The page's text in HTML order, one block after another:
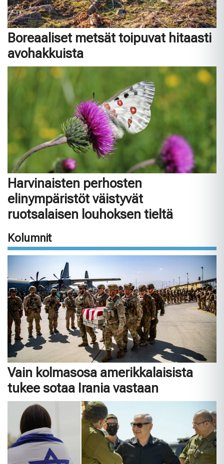
Boreaaliset metsät toipuvat hitaasti
avohakkuista
Harvinaisten perhosten
elinympäristöt väistyvät
ruotsalaisen louhoksen tieltä
Kolumnit
Vain kolmasosa amerikkalaisista
tukee sotaa Irania vastaan